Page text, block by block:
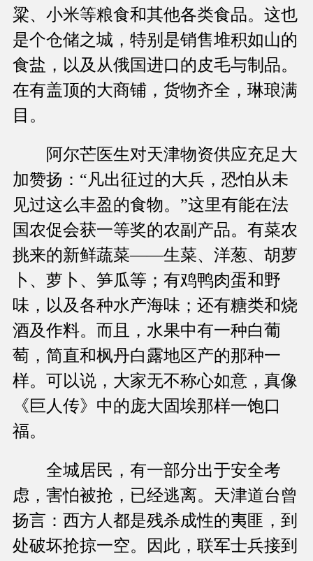
粱、小米等粮食和其他各类食品。这也
是个仓储之城，特别是销售堆积如山的
食盐，以及从俄国进口的皮毛与制品。
在有盖顶的大商铺，货物齐全，琳琅满
目。
阿尔芒医生对天津物资供应充足大
加赞扬：“凡出征过的大兵，恐怕从未
见过这么丰盈的食物。”这里有能在法
国农促会获一等奖的农副产品。有菜农
挑来的新鲜蔬菜——生菜、洋葱、胡萝
卜、萝卜、笋瓜等；有鸡鸭肉蛋和野
味，以及各种水产海味；还有糖类和烧
酒及作料。而且，水果中有一种白葡
萄，简直和枫丹白露地区产的那种一
样。可以说，大家无不称心如意，真像
《巨人传》中的庞大固埃那样一饱口
福。
全城居民，有一部分出于安全考
虑，害怕被抢，已经逃离。天津道台曾
扬言：西方人都是残杀成性的夷匪，到
处破坏抢掠一空。因此，联军士兵接到